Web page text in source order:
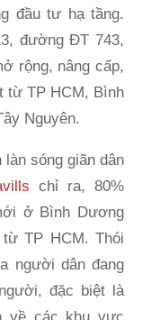
đầu tư hạ tầng.
đường ĐT 743,
rộng, nâng cấp,
từ TP HCM, Bình
Nguyên.
sóng giãn dân
chỉ ra, 80%
ở Bình Dương
TP HCM. Thói
người dân đang
đặc biệt là